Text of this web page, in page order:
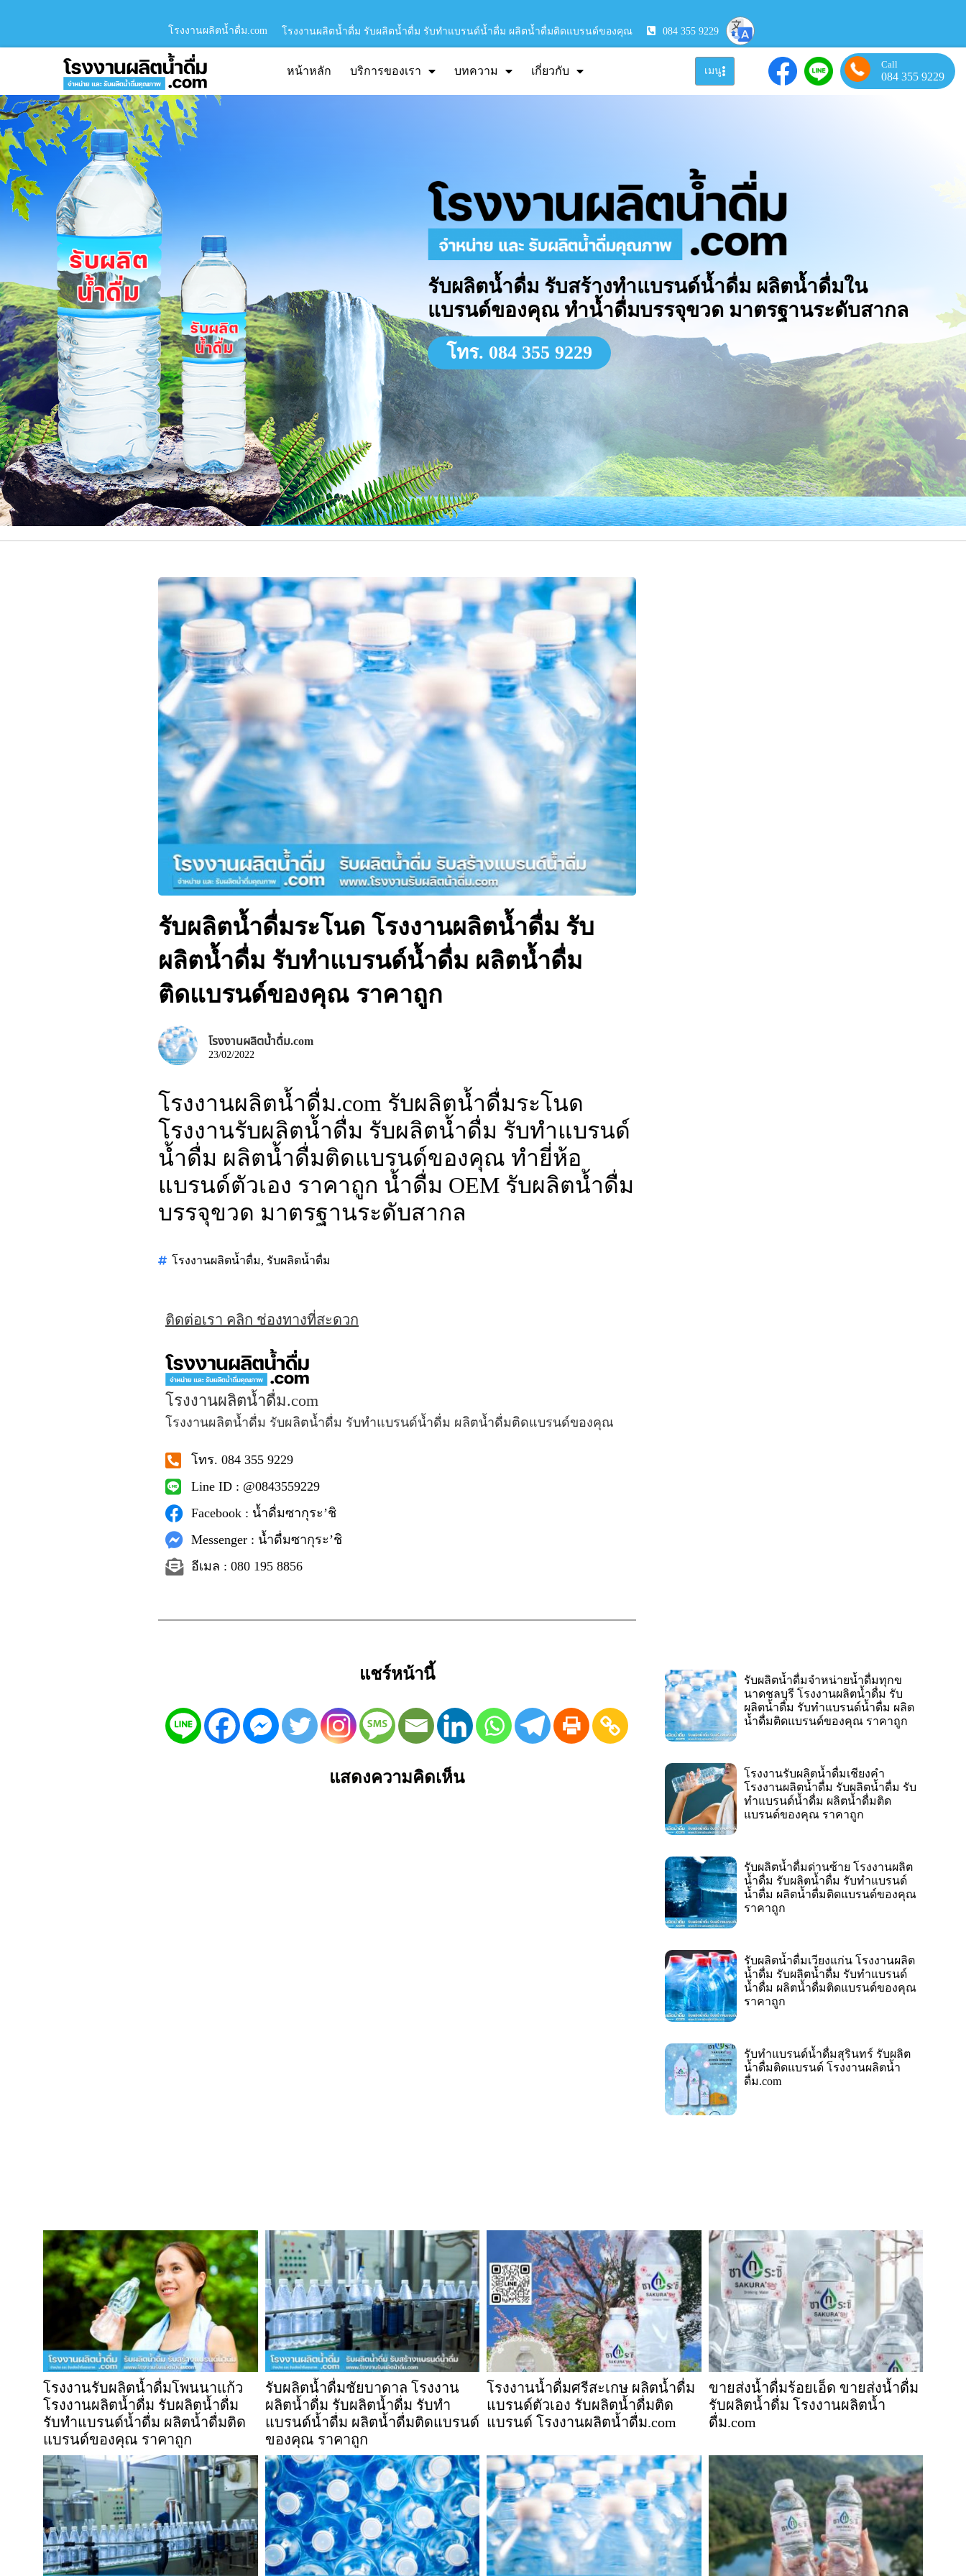
โรงงานผลิตน้ำดื่ม.com โรงงานผลิตน้ำดื่ม รับผลิตน้ำดื่ม รับทำแบรนด์น้ำดื่ม ผลิตน้ำดื่มติดแบรนด์ของคุณ 084 355 9229
หน้าหลัก บริการของเรา บทความ เกี่ยวกับ เมนู
Call
084 355 9229
รับผลิตน้ำดื่ม รับสร้างทำแบรนด์น้ำดื่ม ผลิตน้ำดื่มใน
แบรนด์ของคุณ ทำน้ำดื่มบรรจุขวด มาตรฐานระดับสากล
โทร. 084 355 9229
รับผลิตน้ำดื่มระโนด โรงงานผลิตน้ำดื่ม รับ
ผลิตน้ำดื่ม รับทำแบรนด์น้ำดื่ม ผลิตน้ำดื่ม
ติดแบรนด์ของคุณ ราคาถูก
โรงงานผลิตน้ำดื่ม.com
23/02/2022
โรงงานผลิตน้ำดื่ม.com รับผลิตน้ำดื่มระโนด
โรงงานรับผลิตน้ำดื่ม รับผลิตน้ำดื่ม รับทำแบรนด์
น้ำดื่ม ผลิตน้ำดื่มติดแบรนด์ของคุณ ทำยี่ห้อ
แบรนด์ตัวเอง ราคาถูก น้ำดื่ม OEM รับผลิตน้ำดื่ม
บรรจุขวด มาตรฐานระดับสากล
โรงงานผลิตน้ำดื่ม, รับผลิตน้ำดื่ม
ติดต่อเรา คลิก ช่องทางที่สะดวก
โรงงานผลิตน้ำดื่ม.com
โรงงานผลิตน้ำดื่ม รับผลิตน้ำดื่ม รับทำแบรนด์น้ำดื่ม ผลิตน้ำดื่มติดแบรนด์ของคุณ
โทร. 084 355 9229
Line ID : @0843559229
Facebook : น้ำดื่มซากุระ’ชิ
Messenger : น้ำดื่มซากุระ’ชิ
อีเมล : 080 195 8856
แชร์หน้านี้
แสดงความคิดเห็น
รับผลิตน้ำดื่มจำหน่ายน้ำดื่มทุกข
นาดชลบุรี โรงงานผลิตน้ำดื่ม รับ
ผลิตน้ำดื่ม รับทำแบรนด์น้ำดื่ม ผลิต
น้ำดื่มติดแบรนด์ของคุณ ราคาถูก
โรงงานรับผลิตน้ำดื่มเชียงคำ
โรงงานผลิตน้ำดื่ม รับผลิตน้ำดื่ม รับ
ทำแบรนด์น้ำดื่ม ผลิตน้ำดื่มติด
แบรนด์ของคุณ ราคาถูก
รับผลิตน้ำดื่มด่านซ้าย โรงงานผลิต
น้ำดื่ม รับผลิตน้ำดื่ม รับทำแบรนด์
น้ำดื่ม ผลิตน้ำดื่มติดแบรนด์ของคุณ
ราคาถูก
รับผลิตน้ำดื่มเวียงแก่น โรงงานผลิต
น้ำดื่ม รับผลิตน้ำดื่ม รับทำแบรนด์
น้ำดื่ม ผลิตน้ำดื่มติดแบรนด์ของคุณ
ราคาถูก
รับทำแบรนด์น้ำดื่มสุรินทร์ รับผลิต
น้ำดื่มติดแบรนด์ โรงงานผลิตน้ำ
ดื่ม.com
โรงงานรับผลิตน้ำดื่มโพนนาแก้ว
โรงงานผลิตน้ำดื่ม รับผลิตน้ำดื่ม
รับทำแบรนด์น้ำดื่ม ผลิตน้ำดื่มติด
แบรนด์ของคุณ ราคาถูก
รับผลิตน้ำดื่มชัยบาดาล โรงงาน
ผลิตน้ำดื่ม รับผลิตน้ำดื่ม รับทำ
แบรนด์น้ำดื่ม ผลิตน้ำดื่มติดแบรนด์
ของคุณ ราคาถูก
โรงงานน้ำดื่มศรีสะเกษ ผลิตน้ำดื่ม
แบรนด์ตัวเอง รับผลิตน้ำดื่มติด
แบรนด์ โรงงานผลิตน้ำดื่ม.com
ขายส่งน้ำดื่มร้อยเอ็ด ขายส่งน้ำดื่ม
รับผลิตน้ำดื่ม โรงงานผลิตน้ำ
ดื่ม.com